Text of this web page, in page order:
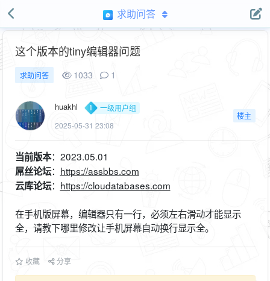
求助问答
这个版本的tiny编辑器问题
求助问答 1033 1
huakhl
一级用户组
2025-05-31 23:08
楼主
当前版本：2023.05.01
屌丝论坛： https://assbbs.com
云库论坛： https://cloudatabases.com
在手机版屏幕，编辑器只有一行，必须左右滑动才能显示
全，请教下哪里修改让手机屏幕自动换行显示全。
收藏 分享